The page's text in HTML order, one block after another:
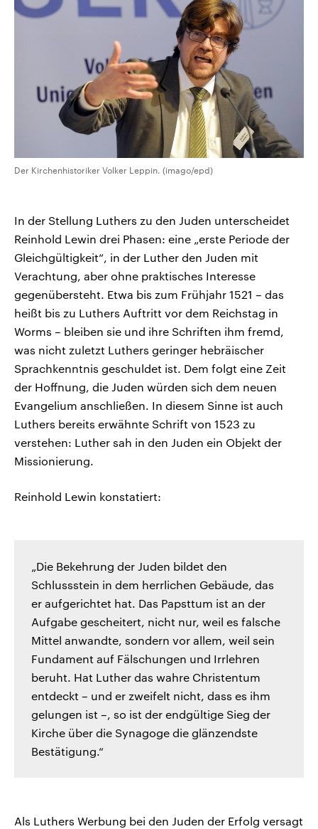
Der Kirchenhistoriker Volker Leppin. (imago/epd)
In der Stellung Luthers zu den Juden unterscheidet
Reinhold Lewin drei Phasen: eine „erste Periode der
Gleichgültigkeit“, in der Luther den Juden mit
Verachtung, aber ohne praktisches Interesse
gegenübersteht. Etwa bis zum Frühjahr 1521 – das
heißt bis zu Luthers Auftritt vor dem Reichstag in
Worms – bleiben sie und ihre Schriften ihm fremd,
was nicht zuletzt Luthers geringer hebräischer
Sprachkenntnis geschuldet ist. Dem folgt eine Zeit
der Hoffnung, die Juden würden sich dem neuen
Evangelium anschließen. In diesem Sinne ist auch
Luthers bereits erwähnte Schrift von 1523 zu
verstehen: Luther sah in den Juden ein Objekt der
Missionierung.
Reinhold Lewin konstatiert:
„Die Bekehrung der Juden bildet den
Schlussstein in dem herrlichen Gebäude, das
er aufgerichtet hat. Das Papsttum ist an der
Aufgabe gescheitert, nicht nur, weil es falsche
Mittel anwandte, sondern vor allem, weil sein
Fundament auf Fälschungen und Irrlehren
beruht. Hat Luther das wahre Christentum
entdeckt – und er zweifelt nicht, dass es ihm
gelungen ist –, so ist der endgültige Sieg der
Kirche über die Synagoge die glänzendste
Bestätigung.“
Als Luthers Werbung bei den Juden der Erfolg versagt